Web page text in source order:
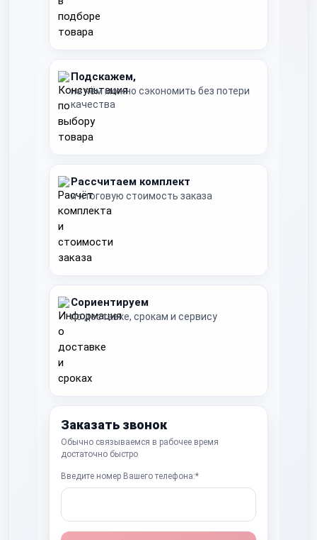
Подскажем,
на чём можно сэкономить без потери
качества
Рассчитаем комплект
и итоговую стоимость заказа
Сориентируем
по доставке, срокам и сервису
Заказать звонок
Обычно связываемся в рабочее время
достаточно быстро
Введите номер Вашего телефона:*